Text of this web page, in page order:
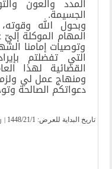
الجسيمة.
وبحول الله
المهام الموكلة
وتوصيات إمامنا
التي تفضلتم
القضائية لهذا
ومنهاج عمل لي
دعواتكم الصالحة
تاریخ البدایة للعرض: 1448/21/1
|